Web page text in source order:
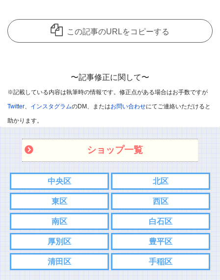
コメント欄は見てくれているユーザーさんたちにお店の良さを共
有できることを主な目的として開放しているのですが、
させていただきます。
思います。
※承認制としました
また記事内容へのご質問などありましたら、コメント欄ではなく
各SNS、もしくはお問い合わせフォームからご連絡お願い致しま
こちらの方がスムーズにやり取りできるので。
⇨Twitter
インスタグラム
この記事のURLをコピーする
〜記事修正に関して〜
※記載している内容は執筆時の情報です。修正点がある場合はお手数ですが
Twitter インスタグラムのDM、またはお問い合わせにてご連絡いただけると
助かります。
ショップ一覧
中央区 北区
東区 西区
南区 白石区
厚別区 豊平区
清田区 手稲区